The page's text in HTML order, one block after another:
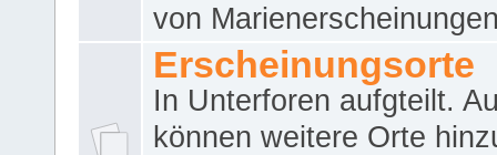
von
Erscheinungsorte
In Unterforen aufgteilt.
können weitere Orte